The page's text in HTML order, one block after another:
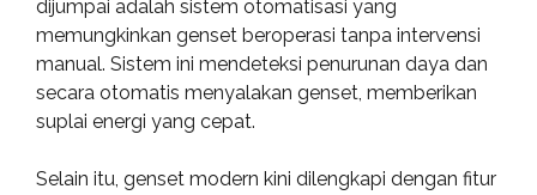
dijumpai adalah sistem otomatisasi yang
memungkinkan genset beroperasi tanpa intervensi
manual. Sistem ini mendeteksi penurunan daya dan
secara otomatis menyalakan genset, memberikan
suplai energi yang cepat.
Selain itu, genset modern kini dilengkapi dengan fitur